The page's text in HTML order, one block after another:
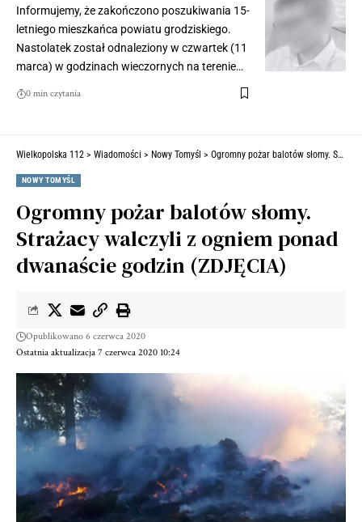
Informujemy, że zakończono poszukiwania 15-
letniego mieszkańca powiatu grodziskiego.
Nastolatek został odnaleziony w czwartek (11
marca) w godzinach wieczornych na terenie…
0 min czytania
Wielkopolska 112 > Wiadomości > Nowy Tomyśl > Ogromny pożar balotów słomy. Strażacy walczyli z ogniem ponad dwanaście godzin (ZDJĘCIA)
NOWY TOMYŚL
Ogromny pożar balotów słomy.
Strażacy walczyli z ogniem ponad
dwanaście godzin (ZDJĘCIA)
Ostatnia aktualizacja 7 czerwca 2020 10:24
Opublikowano 6 czerwca 2020